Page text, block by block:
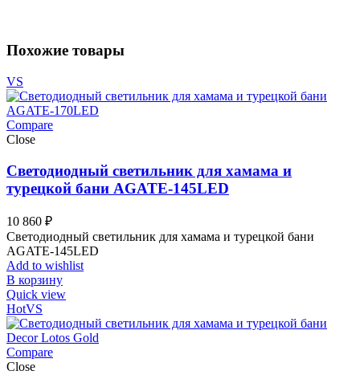
Похожие товары
VS
Compare
Close
Светодиодный светильник для хамама и
турецкой бани AGATE-145LED
10 860 ₽
Светодиодный светильник для хамама и турецкой бани
AGATE-145LED
Add to wishlist
В корзину
Quick view
HotVS
Compare
Close